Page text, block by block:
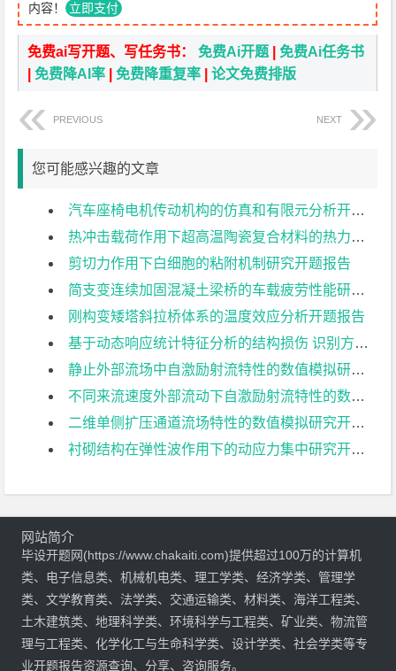
内容！ 立即支付
免费ai写开题、写任务书：免费Ai开题 |免费Ai任务书
|免费降AI率 |免费降重复率 |论文免费排版
PREVIOUS NEXT
您可能感兴趣的文章
汽车座椅电机传动机构的仿真和有限元分析开题报告
热冲击载荷作用下超高温陶瓷复合材料的热力耦合分析开题报告
剪切力作用下白细胞的粘附机制研究开题报告
简支变连续加固混凝土梁桥的车载疲劳性能研究开题报告
刚构变矮塔斜拉桥体系的温度效应分析开题报告
基于动态响应统计特征分析的结构损伤 识别方法研究开题报告
静止外部流场中自激励射流特性的数值模拟研究开题报告
不同来流速度外部流动下自激励射流特性的数值模拟开题报告
二维单侧扩压通道流场特性的数值模拟研究开题报告
衬砌结构在弹性波作用下的动应力集中研究开题报告
网站简介
毕设开题网(https://www.chakaiti.com)提供超过100万的计算机
类、电子信息类、机械机电类、理工学类、经济学类、管理学
类、文学教育类、法学类、交通运输类、材料类、海洋工程类、
土木建筑类、地理科学类、环境科学与工程类、矿业类、物流管
理与工程类、化学化工与生命科学类、设计学类、社会学类等专
业开题报告资源查询、分享、咨询服务。